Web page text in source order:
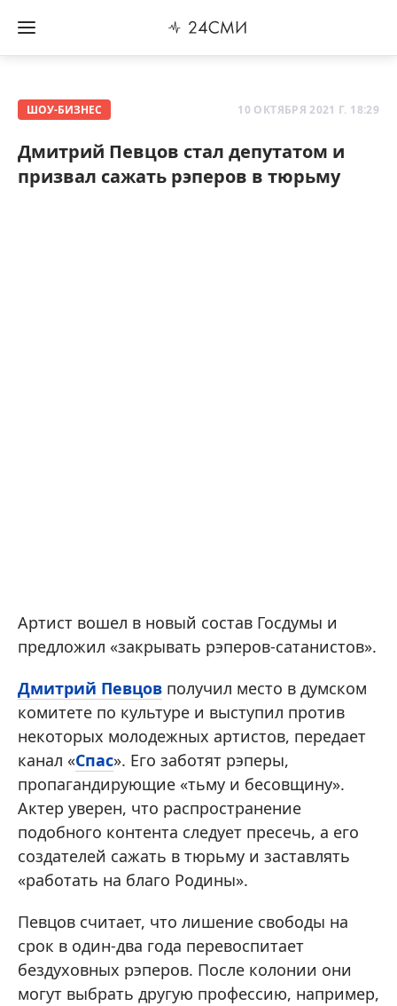
ШОУ-БИЗНЕС 10 ОКТЯБРЯ 2021 Г. 18:29
Дмитрий Певцов стал депутатом и
призвал сажать рэперов в тюрьму
Артист вошел в новый состав Госдумы и
предложил «закрывать рэперов-сатанистов».
Дмитрий Певцов получил место в думском
комитете по культуре и выступил против
некоторых молодежных артистов, передает
канал «Спас». Его заботят рэперы,
пропагандирующие «тьму и бесовщину».
Актер уверен, что распространение
подобного контента следует пресечь, а его
создателей сажать в тюрьму и заставлять
«работать на благо Родины».
Певцов считает, что лишение свободы на
срок в один-два года перевоспитает
бездуховных рэперов. После колонии они
могут выбрать другую профессию, например,